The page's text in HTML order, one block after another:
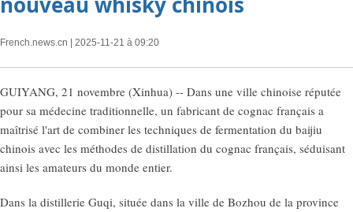
French.news.cn | 2025-11-21 à 09:20
GUIYANG, 21 novembre (Xinhua) -- Dans une ville chinoise réputée
pour sa médecine traditionnelle, un fabricant de cognac français a
maîtrisé l'art de combiner les techniques de fermentation du baijiu
chinois avec les méthodes de distillation du cognac français, séduisant
ainsi les amateurs du monde entier.
Dans la distillerie Guqi, située dans la ville de Bozhou de la province